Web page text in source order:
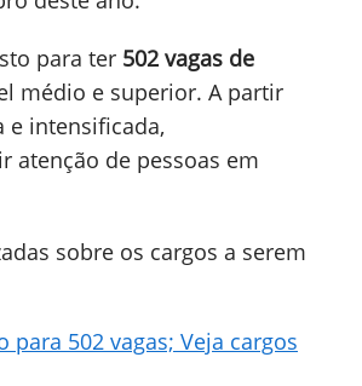
para ter 502 vagas de
médio e superior. A partir
e intensificada,
atenção de pessoas em
sobre os cargos a serem
para 502 vagas; Veja cargos